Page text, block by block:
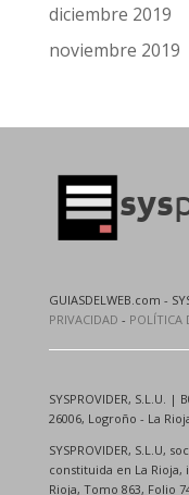
diciembre 2019
noviembre 2019
GUIASDELWEB.com -
PRIVACIDAD - POLÍTICA
SYSPROVIDER, S.L.U. |
26006, Logroño - La
SYSPROVIDER, S.L.U,
constituida en La
Rioja, Tomo 863, Folio